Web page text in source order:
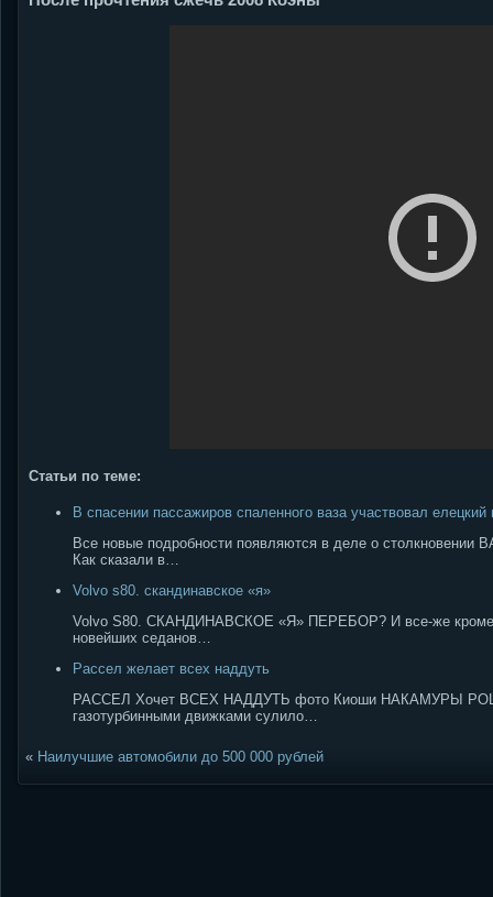
Статьи по теме:
В спасении пассажиров спаленного ваза участвовал
Все новые подробности появляются в деле о
Как сказали в…
Volvo s80. скандинавское «я»
Volvo S80. СКАНДИНАВСКОЕ «Я» ПЕРЕБОР? И все-же кроме
новейших седанов…
Рассел желает всех наддуть
РАССЕЛ Хочет ВСЕХ НАДДУТЬ фото Киоши НАКАМУРЫ
газотурбинными движками сулило…
« Наилучшие автомобили до 500 000 рублей